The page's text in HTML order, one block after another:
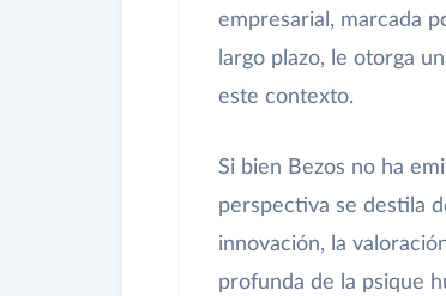
empresarial, marcada
largo plazo, le otorga
este contexto.
Si bien Bezos no ha
perspectiva se destila
innovación, la
profunda de la psique